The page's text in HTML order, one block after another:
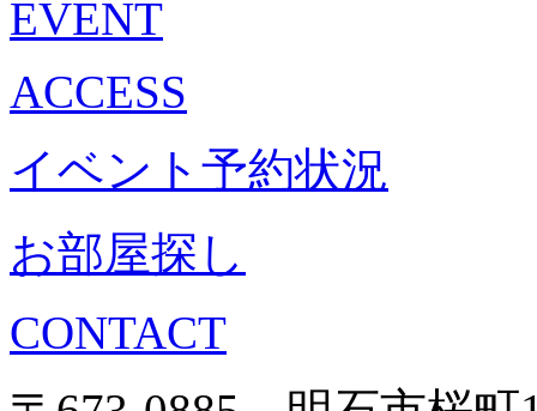
EVENT
ACCESS
イベント予約状況
お部屋探し
CONTACT